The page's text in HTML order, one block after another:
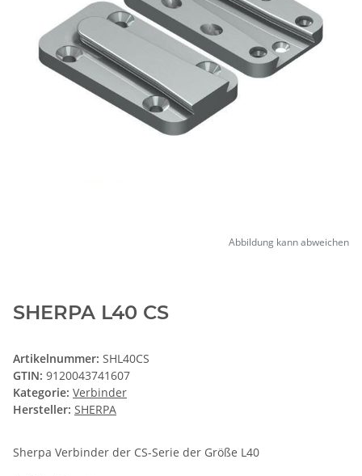
Abbildung kann abweichen
SHERPA L40 CS
Artikelnummer: SHL40CS
GTIN: 9120043741607
Kategorie: Verbinder
Hersteller: SHERPA
Sherpa Verbinder der CS-Serie der Größe L40